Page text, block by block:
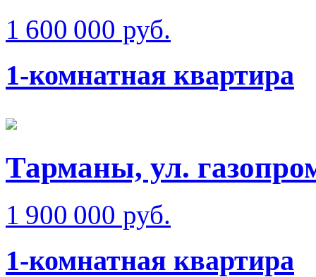
1 600 000 руб.
1-комнатная квартира
Тарманы, ул.
1 900 000 руб.
1-комнатная квартира